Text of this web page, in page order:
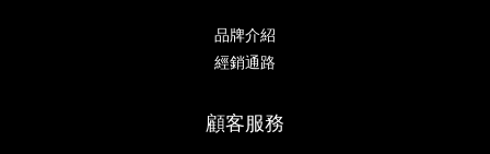
品牌介紹
經銷通路
顧客服務